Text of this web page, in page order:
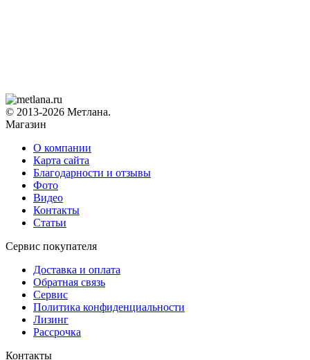
© 2013-2026 Метлана.
Магазин
О компании
Карта сайта
Благодарности и отзывы
Фото
Видео
Контакты
Статьи
Сервис покупателя
Доставка и оплата
Обратная связь
Сервис
Политика конфиденциальности
Лизинг
Рассрочка
Контакты